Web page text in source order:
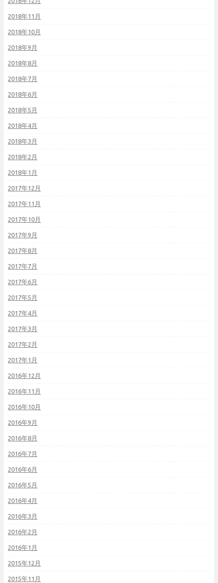
2018年11月
2018年10月
2018年9月
2018年8月
2018年7月
2018年6月
2018年5月
2018年4月
2018年3月
2018年2月
2018年1月
2017年12月
2017年11月
2017年10月
2017年9月
2017年8月
2017年7月
2017年6月
2017年5月
2017年4月
2017年3月
2017年2月
2017年1月
2016年12月
2016年11月
2016年10月
2016年9月
2016年8月
2016年7月
2016年6月
2016年5月
2016年4月
2016年3月
2016年2月
2016年1月
2015年12月
2015年11月